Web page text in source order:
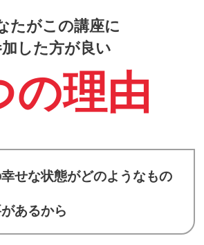
たがこの講座に
した方が良い
の理由
せな状態がどのようなもの
あるから